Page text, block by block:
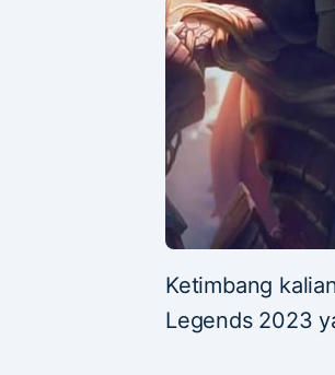
Ketimbang
Legends 2023